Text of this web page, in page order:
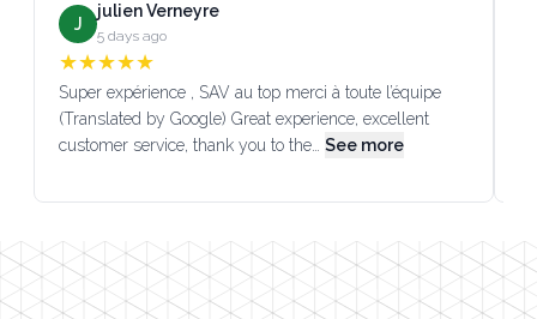
J
julien Verneyre
5 days ago
★★★★★
Super expérience , SAV au top merci à toute l’équipe
(Translated by Google) Great experience, excellent
customer service, thank you to the…
See more
Footer